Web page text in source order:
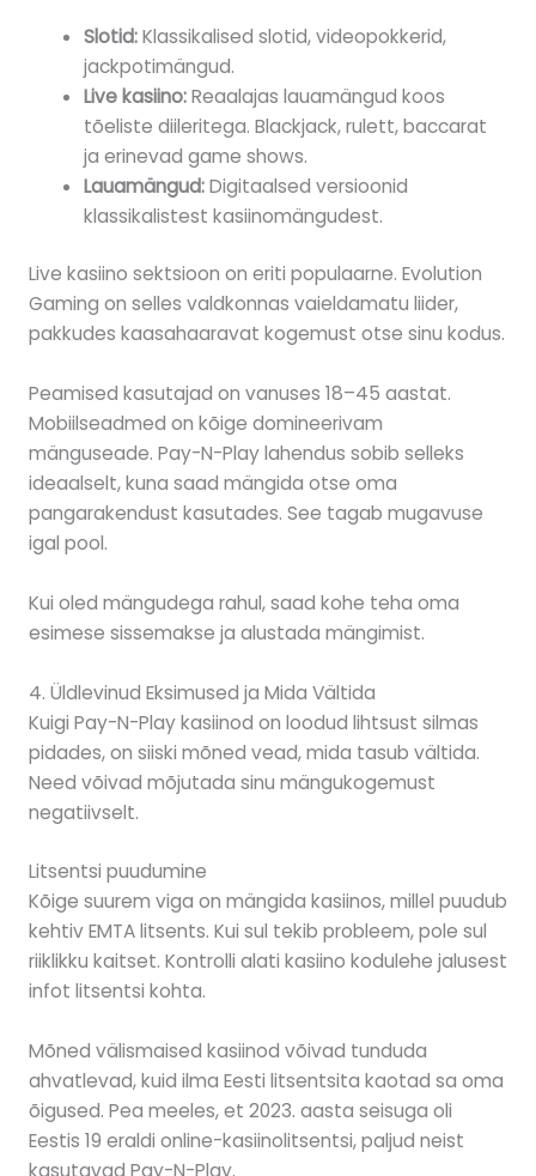
Slotid:Klassikalised slotid, videopokkerid,
jackpotimängud.
Live kasiino:Reaalajas lauamängud koos
tõeliste diileritega. Blackjack, rulett, baccarat
ja erinevad game shows.
Lauamängud:Digitaalsed versioonid
klassikalistest kasiinomängudest.
Live kasiino sektsioon on eriti populaarne. Evolution
Gaming on selles valdkonnas vaieldamatu liider,
pakkudes kaasahaaravat kogemust otse sinu kodus.
Peamised kasutajad on vanuses 18–45 aastat.
Mobiilseadmed on kõige domineerivam
mänguseade. Pay-N-Play lahendus sobib selleks
ideaalselt, kuna saad mängida otse oma
pangarakendust kasutades. See tagab mugavuse
igal pool.
Kui oled mängudega rahul, saad kohe teha oma
esimese sissemakse ja alustada mängimist.
4. Üldlevinud Eksimused ja Mida Vältida
Kuigi Pay-N-Play kasiinod on loodud lihtsust silmas
pidades, on siiski mõned vead, mida tasub vältida.
Need võivad mõjutada sinu mängukogemust
negatiivselt.
Litsentsi puudumine
Kõige suurem viga on mängida kasiinos, millel puudub
kehtiv EMTA litsents. Kui sul tekib probleem, pole sul
riiklikku kaitset. Kontrolli alati kasiino kodulehe jalusest
infot litsentsi kohta.
Mõned välismaised kasiinod võivad tunduda
ahvatlevad, kuid ilma Eesti litsentsita kaotad sa oma
õigused. Pea meeles, et 2023. aasta seisuga oli
Eestis 19 eraldi online-kasiinolitsentsi, paljud neist
kasutavad Pay-N-Play.